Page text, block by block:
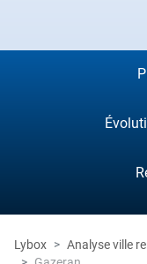
Lybox Analyse ville